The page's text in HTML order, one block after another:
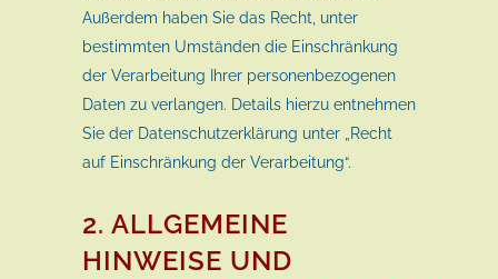
Außerdem haben Sie das Recht, unter
bestimmten Umständen die Einschränkung
der Verarbeitung Ihrer personenbezogenen
Daten zu verlangen. Details hierzu entnehmen
Sie der Datenschutzerklärung unter „Recht
auf Einschränkung der Verarbeitung“.
2. ALLGEMEINE
HINWEISE UND